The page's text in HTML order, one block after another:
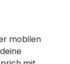
mobilen